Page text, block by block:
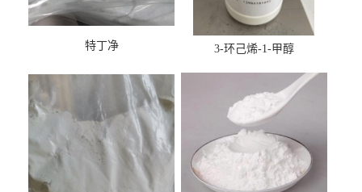
特丁净 3-环己烯-1-甲醇